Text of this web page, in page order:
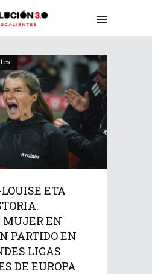
ETA
EN
PARTIDO EN
LIGAS
DE EUROPA